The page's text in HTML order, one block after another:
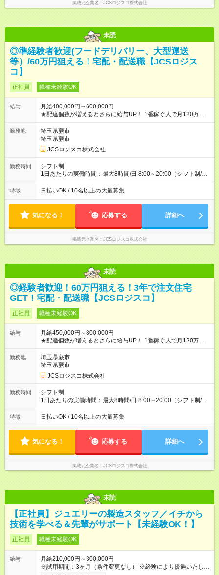
掲載元企業名 JCSロジスコ株式会社
未読
◎準経験者歓迎(フードデリバリー、大型運送
等）/60万円狙える！宅配・配送職【JCSロジス
コ】
正社員 職種未経験OK
給与
月給400,000円～600,000円
★配達個数が増えるとさらに給与UP！ 1番稼ぐ人で月120万ほ
ど！ ・主要都市エリア 月収55万円／週5日稼働 月収65万~112
万円／週6日稼働 ・地方郊外エリア 月収40万円／週5日稼働 月
収40万円~50万円／週6日稼働 ＜モデルイメージ＞ ■月収50万
円 (27歳男性/江東区在住)※元建築関係 1日150個配達×25日勤務
(日休み) ■月収80万円(43歳男性/墨田区在住)※元営業 1日200個
勤務地
埼玉県蕨市
埼玉県蕨市
JCSロジスコ株式会社
勤務時間
シフト制
1日あたりの実働時間：最大8時間/日 8:00～20:00（シフト制/実
働8時間） ※週5日勤務（場所次第では週4も有り） ※配達状況に
よって時間外での勤務可能性有り ※案件により多少の前後あり
特徴 日払いOK / 10名以上の大量募集
気になる！ 応募する 詳細へ
掲載元企業名 JCSロジスコ株式会社
未読
◎経験者歓迎！60万円狙える！3年で注文住宅
GET！宅配・配送職【JCSロジスコ】
正社員 職種未経験OK
給与
月給450,000円～800,000円
★配達個数が増えるとさらに給与UP！ 1番稼ぐ人で月120万ほ
ど！ ・主要都市エリア 月収55万円／週5日稼働 月収65万~112
万円／週6日稼働 ・地方郊外エリア 月収40万円／週5日稼働 月
収40万円~50万円／週6日稼働 ＜モデルイメージ＞ ■月収50万
円 (27歳男性/江東区在住)※元建築関係 1日150個配達×25日勤務
(日休み) ■月収80万円(43歳男性/墨田区在住)※元営業 1日200個
勤務地
埼玉県蕨市
埼玉県蕨市
JCSロジスコ株式会社
勤務時間
シフト制
1日あたりの実働時間：最大8時間/日 8:00～20:00（シフト制/実
働8時間） ※週5日勤務（場所次第では週4も有り） ※配達状況に
よって時間外での勤務可能性有り ※案件により多少の前後あり
特徴 日払いOK / 10名以上の大量募集
気になる！ 応募する 詳細へ
掲載元企業名 JCSロジスコ株式会社
未読
【正社員】ジュエリーの製造スタッフ／イチから
技術を学べる＆先輩がサポート【未経験OK！】
正社員 職種未経験OK
給与
月給210,000円～300,000円
※試用期間：3ヶ月（条件変更なし） ※経験により優遇いたしま